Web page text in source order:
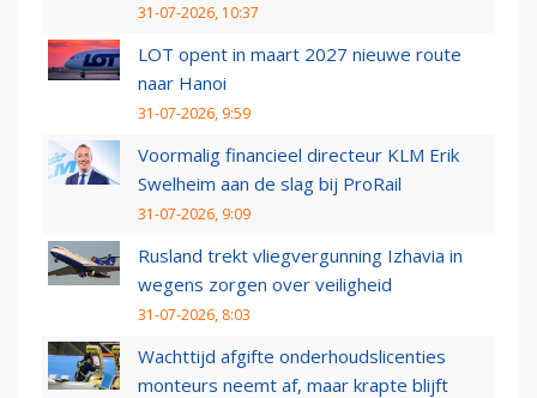
31-07-2026, 10:37
LOT opent in maart 2027 nieuwe route
naar Hanoi
31-07-2026, 9:59
Voormalig financieel directeur KLM Erik
Swelheim aan de slag bij ProRail
31-07-2026, 9:09
Rusland trekt vliegvergunning Izhavia in
wegens zorgen over veiligheid
31-07-2026, 8:03
Wachttijd afgifte onderhoudslicenties
monteurs neemt af, maar krapte blijft